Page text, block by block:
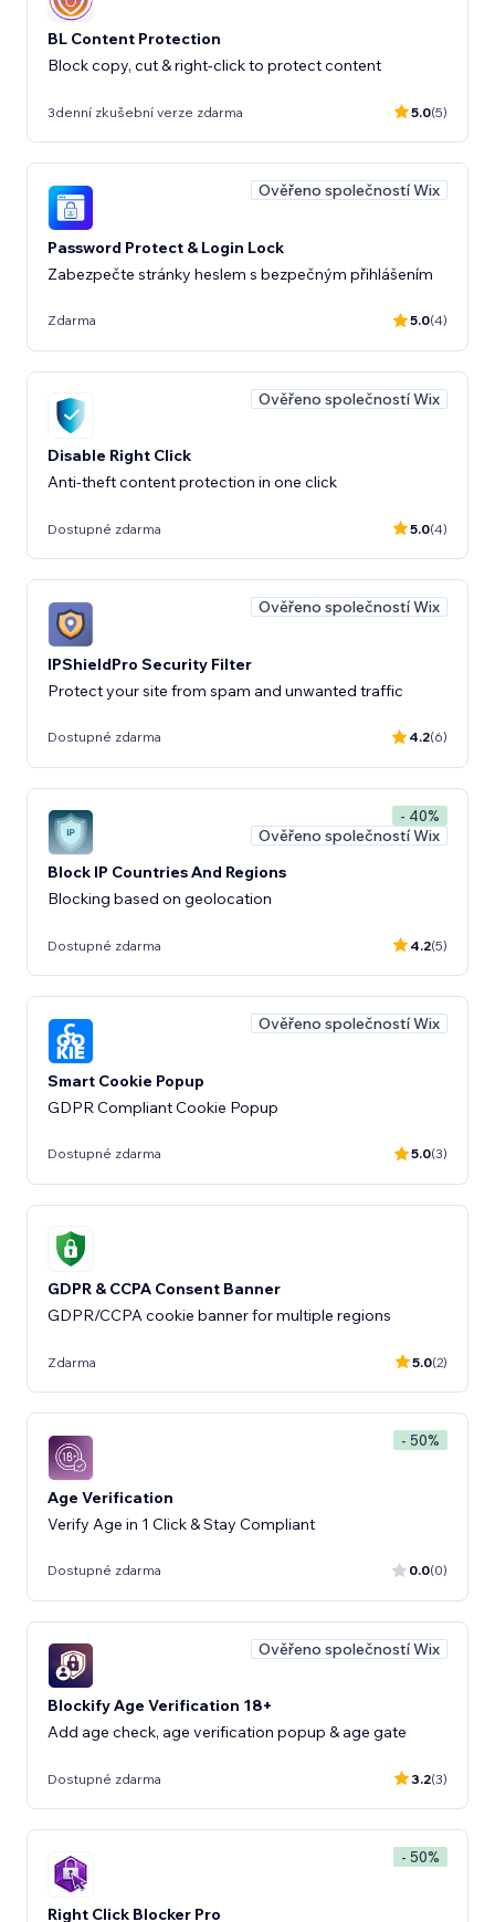
BL Content Protection
Block copy, cut & right-click to protect content
3denní zkušební verze zdarma 5.0(5)
Ověřeno společností Wix
Password Protect & Login Lock
Zabezpečte stránky heslem s bezpečným přihlášením
Zdarma 5.0(4)
Ověřeno společností Wix
Disable Right Click
Anti-theft content protection in one click
Dostupné zdarma 5.0(4)
Ověřeno společností Wix
IPShieldPro Security Filter
Protect your site from spam and unwanted traffic
Dostupné zdarma 4.2(6)
- 40%
Ověřeno společností Wix
Block IP Countries And Regions
Blocking based on geolocation
Dostupné zdarma 4.2(5)
Ověřeno společností Wix
Smart Cookie Popup
GDPR Compliant Cookie Popup
Dostupné zdarma 5.0(3)
GDPR & CCPA Consent Banner
GDPR/CCPA cookie banner for multiple regions
Zdarma 5.0(2)
- 50%
Age Verification
Verify Age in 1 Click & Stay Compliant
Dostupné zdarma 0.0(0)
Ověřeno společností Wix
Blockify Age Verification 18+
Add age check, age verification popup & age gate
Dostupné zdarma 3.2(3)
- 50%
Right Click Blocker Pro